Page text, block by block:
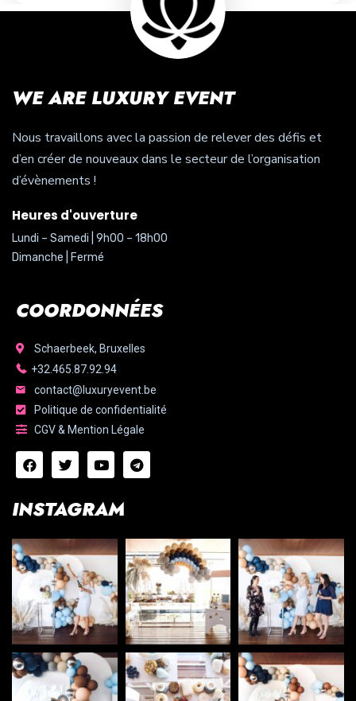
WE ARE LUXURY EVENT
Nous travaillons avec la passion de relever des défis et
d’en créer de nouveaux dans le secteur de l’organisation
d’évènements !
Heures d'ouverture
Lundi – Samedi | 9h00 – 18h00
Dimanche | Fermé
COORDONNÉES
Schaerbeek, Bruxelles
+32.465.87.92.94
contact@luxuryevent.be
Politique de confidentialité
CGV & Mention Légale
INSTAGRAM